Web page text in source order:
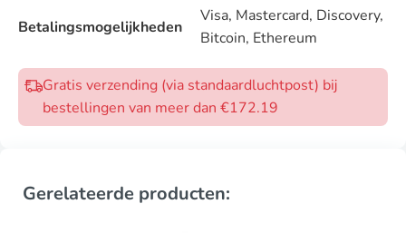
Betalingsmogelijkheden
Visa, Mastercard, Discovery,
Bitcoin, Ethereum
Gratis verzending (via standaardluchtpost) bij
bestellingen van meer dan €172.19
Gerelateerde producten: